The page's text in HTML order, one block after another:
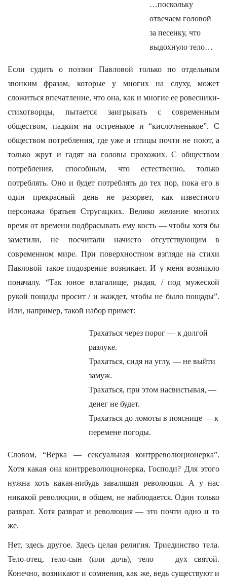
…поскольку
отвечаем головой
за песенку, что
выдохнуло тело…
Если судить о поэзии Павловой только по отдельным
звонким фразам, которые у многих на слуху, может
сложиться впечатление, что она, как и многие ее ровесники-
стихотворцы, пытается заигрывать с современным
обществом, падким на остренькое и “кислотненькое”. С
обществом потребления, где уже и птицы почти не поют, а
только жрут и гадят на головы прохожих. С обществом
потребления, способным, что естественно, только
потреблять. Оно и будет потреблять до тех пор, пока его в
один прекрасный день не разорвет, как известного
персонажа братьев Стругацких. Велико желание многих
время от времени подбрасывать ему кость — чтобы хотя бы
заметили, не посчитали начисто отсутствующим в
современном мире. При поверхностном взгляде на стихи
Павловой такое подозрение возникает. И у меня возникло
поначалу. “Так юное влагалище, рыдая, / под мужеской
рукой пощады просит / и жаждет, чтобы не было пощады”.
Или, например, такой набор примет:
Трахаться через порог — к долгой
разлуке.
Трахаться, сидя на углу, — не выйти
замуж.
Трахаться, при этом насвистывая, —
денег не будет.
Трахаться до ломоты в пояснице — к
перемене погоды.
Словом, “Верка — сексуальная контрреволюционерка”.
Хотя какая она контрреволюционерка, Господи? Для этого
нужна хоть какая-нибудь завалящая революция. А у нас
никакой революции, в общем, не наблюдается. Один только
разврат. Хотя разврат и революция — это почти одно и то
же.
Нет, здесь другое. Здесь целая религия. Триединство тела.
Тело-отец, тело-сын (или дочь), тело — дух святой.
Конечно, возникают и сомнения, как же, ведь существуют и